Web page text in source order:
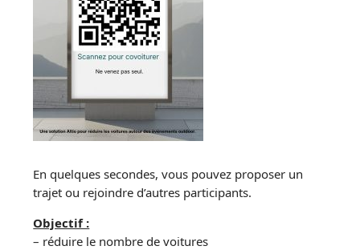
En quelques secondes, vous pouvez proposer un
trajet ou rejoindre d’autres participants.
Objectif :
– réduire le nombre de voitures